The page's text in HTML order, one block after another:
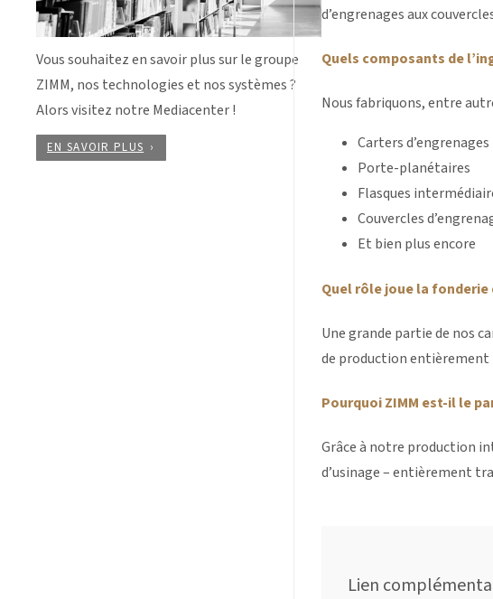
Vous souhaitez en savoir plus sur le groupe
ZIMM, nos technologies et nos systèmes ?
Alors visitez notre Mediacenter !
EN SAVOIR PLUS
d’engrenages aux
Quels composants de
Nous fabriquons, entre
Carters d’engrenages
Porte-planétaires
Flasques
Couvercles
Et bien plus encore
Quel rôle joue la
Une grande partie de nos
de production entièrement
Pourquoi ZIMM est-il le
Grâce à notre production
d’usinage – entièrement
Lien